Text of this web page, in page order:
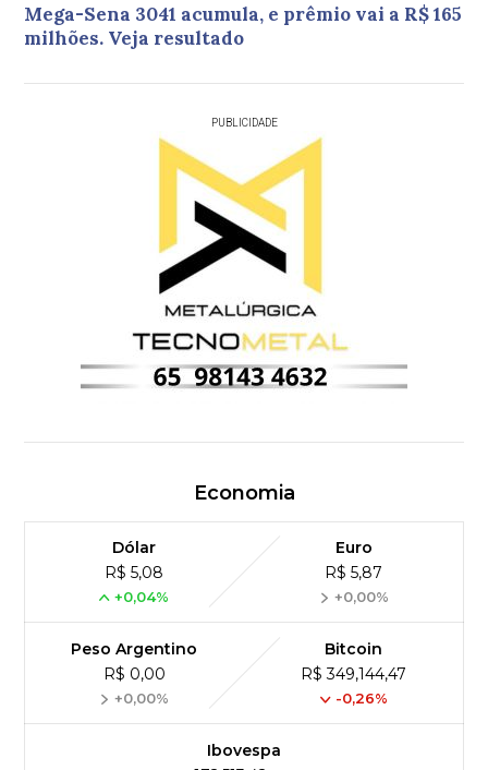
Mega-Sena 3041 acumula, e prêmio vai a R$ 165
milhões. Veja resultado
PUBLICIDADE
Economia
Dólar
R$ 5,08
+0,04%
Euro
R$ 5,87
+0,00%
Peso Argentino
R$ 0,00
+0,00%
Bitcoin
R$ 349,144,47
-0,26%
Ibovespa